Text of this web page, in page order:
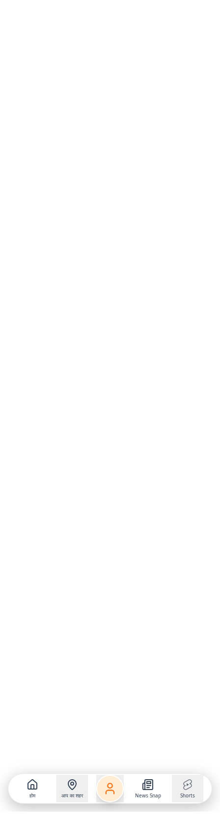
होम आप का शहर News Snap Shorts